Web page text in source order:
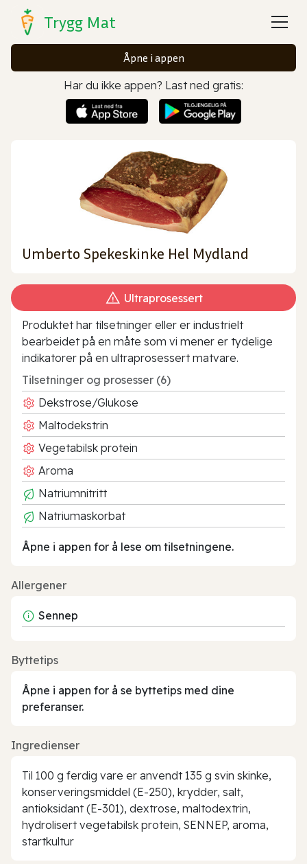
Trygg Mat
Åpne i appen
Har du ikke appen? Last ned gratis:
Umberto Spekeskinke Hel Mydland
Ultraprosessert
Produktet har tilsetninger eller er industrielt
bearbeidet på en måte som vi mener er tydelige
indikatorer på en ultraprosessert matvare.
Tilsetninger og prosesser (6)
Dekstrose/Glukose
Maltodekstrin
Vegetabilsk protein
Aroma
Natriumnitritt
Natriumaskorbat
Åpne i appen for å lese om tilsetningene.
Allergener
Sennep
Byttetips
Åpne i appen for å se byttetips med dine
preferanser.
Ingredienser
Til 100 g ferdig vare er anvendt 135 g svin skinke,
konserveringsmiddel (E-250), krydder, salt,
antioksidant (E-301), dextrose, maltodextrin,
hydrolisert vegetabilsk protein, SENNEP, aroma,
startkultur